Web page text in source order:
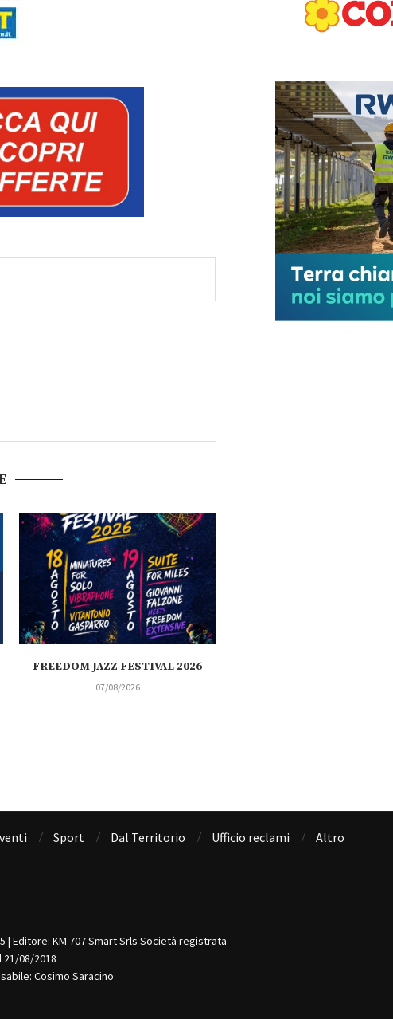
FREEDOM JAZZ FESTIVAL 2026
07/08/2026
Sport Dal Territorio Ufficio reclami Altro
Editore: KM 707 Smart Srls Società registrata
21/08/2018
Cosimo Saracino